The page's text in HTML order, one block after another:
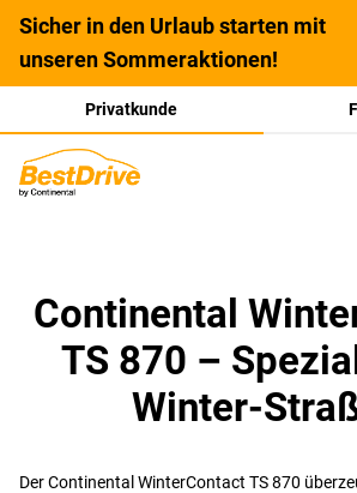
Sicher in den Urlaub starten mit
unseren Sommeraktionen!
Privatkunde
Continental
TS 870 –
Winter-
Der Continental WinterContact TS 870